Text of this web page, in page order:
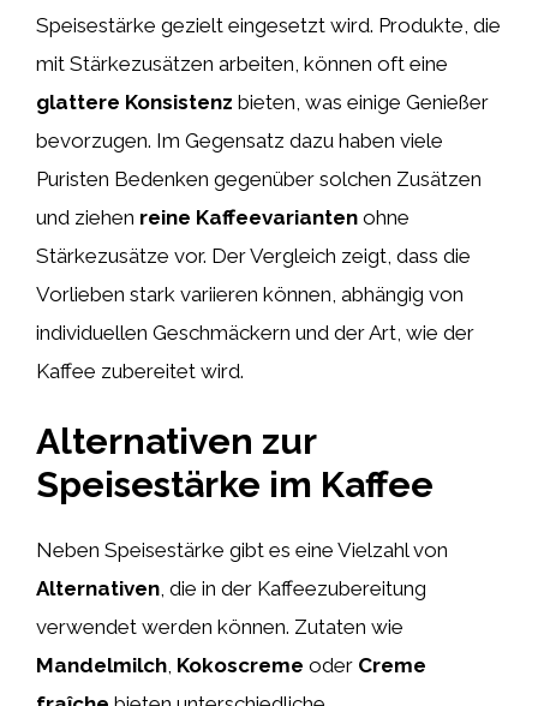
Speisestärke gezielt eingesetzt wird. Produkte, die
mit Stärkezusätzen arbeiten, können oft eine
glattere Konsistenz bieten, was einige Genießer
bevorzugen. Im Gegensatz dazu haben viele
Puristen Bedenken gegenüber solchen Zusätzen
und ziehen reine Kaffeevarianten ohne
Stärkezusätze vor. Der Vergleich zeigt, dass die
Vorlieben stark variieren können, abhängig von
individuellen Geschmäckern und der Art, wie der
Kaffee zubereitet wird.
Alternativen zur
Speisestärke im Kaffee
Neben Speisestärke gibt es eine Vielzahl von
Alternativen, die in der Kaffeezubereitung
verwendet werden können. Zutaten wie
Mandelmilch, Kokoscreme oder Creme